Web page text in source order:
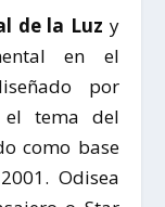
de la Luz y
en el
por
el tema del
como base
Odisea